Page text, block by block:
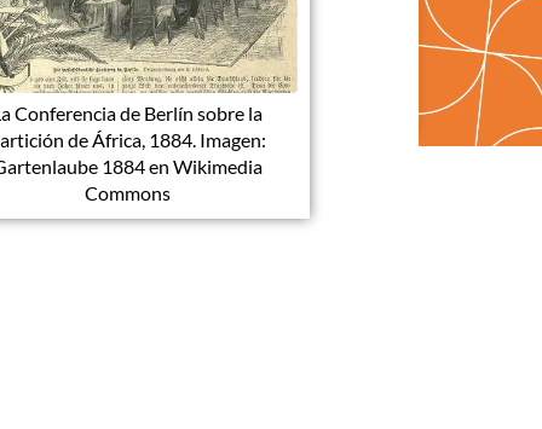
Conferencia de Berlín sobre la
de África, 1884. Imagen:
1884 en Wikimedia
Commons